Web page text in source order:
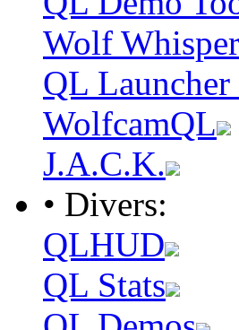
Wolf
QL
WolfcamQL
J.A.C.K.
• Divers:
QLHUD
QL Stats